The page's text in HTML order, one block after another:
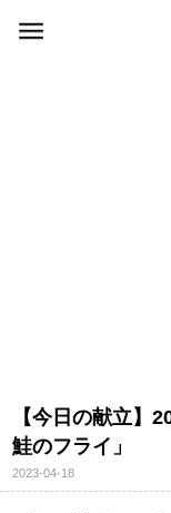
【今日の献立】
鮭のフライ」
2023-04-18